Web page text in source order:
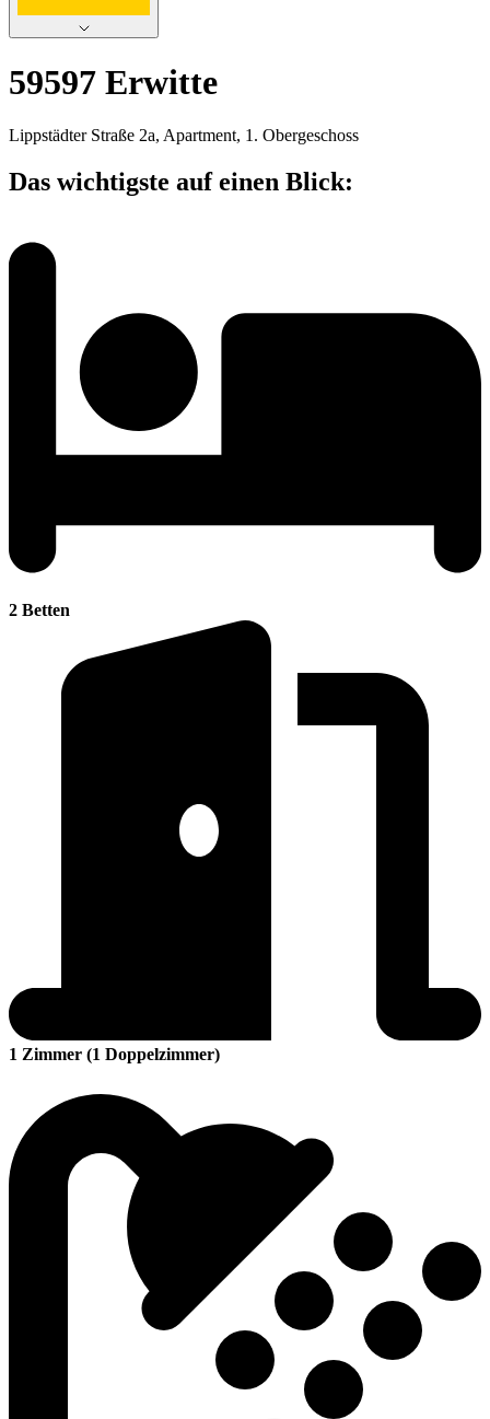
59597 Erwitte
Lippstädter Straße 2a, Apartment, 1. Obergeschoss
Das wichtigste auf einen Blick:
2 Betten
1 Zimmer (1 Doppelzimmer)